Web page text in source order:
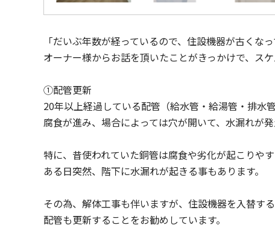
「だいぶ年数が経っているので、住設機器が古くな
オーナー様からお話を頂いたことがきっかけで、ス
①配管更新
20年以上経過している配管（給水管・給湯管・排水
腐食が進み、場合によっては穴が開いて、水漏れが発
特に、昔使われていた銅管は腐食や劣化が起こりや
ある日突然、階下に水漏れが起きる事もあります。
その為、解体工事も伴いますが、住設機器を入替する
配管も更新することをお勧めしています。